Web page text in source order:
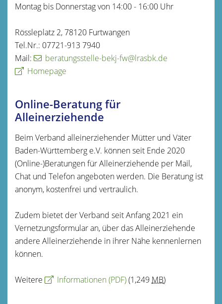
Montag bis Donnerstag von 14:00 - 16:00 Uhr
Rössleplatz 2, 78120 Furtwangen
Tel.Nr.: 07721-913 7940
Mail:
beratungsstelle-bekj-fw@lrasbk.de
Homepage
Online-Beratung für
Alleinerziehende
Beim Verband alleinerziehender Mütter und Väter
Baden-Württemberg e.V. können seit Ende 2020
(Online-)Beratungen für Alleinerziehende per Mail,
Chat und Telefon angeboten werden. Die Beratung ist
anonym, kostenfrei und vertraulich.
Zudem bietet der Verband seit Anfang 2021 ein
Vernetzungsformular an, über das Alleinerziehende
andere Alleinerziehende in ihrer Nähe kennenlernen
können.
Weitere Informationen(PDF)(1,249 MB)